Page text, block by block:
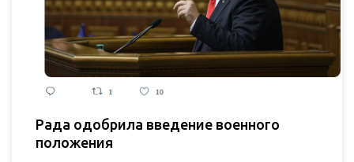
Рада одобрила введение военного
положения